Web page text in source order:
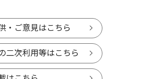
・ご意見はこちら
二次利用等はこちら